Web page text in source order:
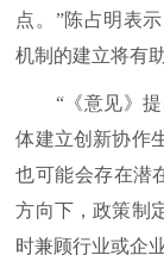
点。”陈占明表
机制的建立将有
“《意见》提
体建立创新协作
也可能会存在潜
方向下，政策制
时兼顾行业或企